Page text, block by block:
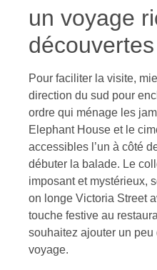
un voyage
Pour faciliter la visite,
direction du sud pour
ordre qui ménage les
Elephant House et le
accessibles l’un à côté
débuter la balade. Le
imposant et mystérieux,
on longe Victoria Street
touche festive au
souhaitez ajouter un peu
voyage.